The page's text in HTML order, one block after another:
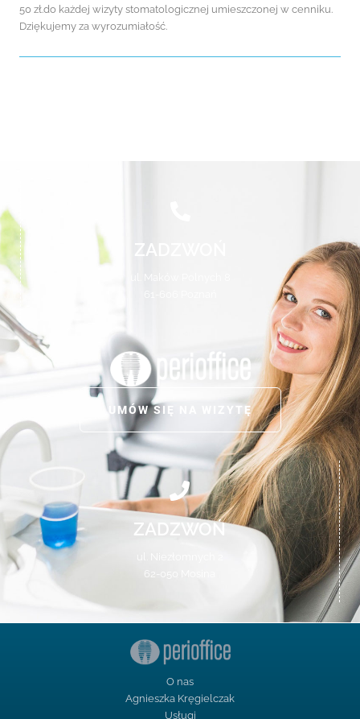
50 zł.do każdej wizyty stomatologicznej umieszczonej w cenniku.
Dziękujemy za wyrozumiałość.
ZADZWOŃ
UMÓW SIĘ NA WIZYTĘ
ZADZWOŃ
62-050 Mosina
O nas
Agnieszka Kręgielczak
Usługi